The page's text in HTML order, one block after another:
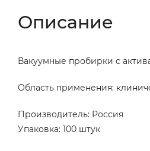
Описание
Вакуумные пробирки с
Область применения:
Производитель: Россия
Упаковка: 100 штук